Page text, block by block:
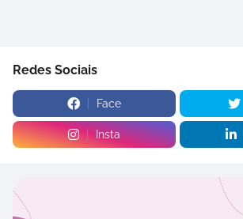
Redes Sociais
Face
Insta